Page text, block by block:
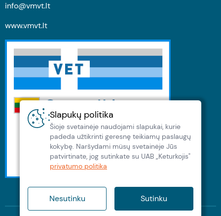
Slapukų politika
Šioje svetainėje naudojami slapukai, kurie
padeda užtikrinti geresnę teikiamų paslaugų
kokybę. Naršydami müsų svetainėje Jūs
patvirtinate, jog sutinkate su UAB „Keturkojis"
privatumo politika
Nesutinku Sutinku
info@vmvt.lt
www.vmvt.lt